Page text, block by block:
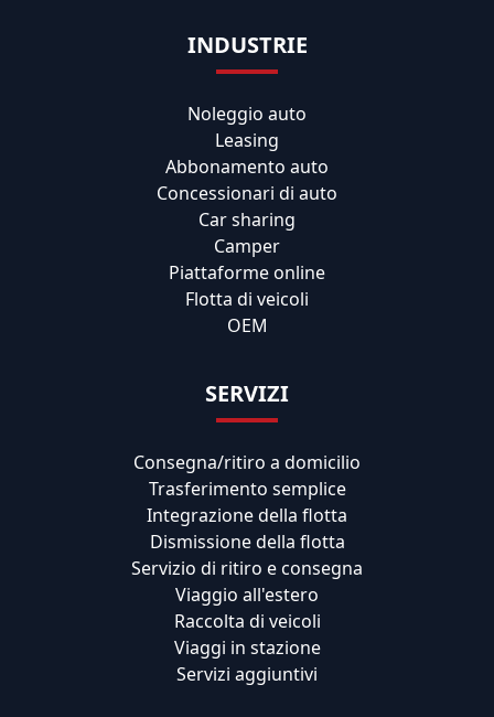
INDUSTRIE
Noleggio auto
Leasing
Abbonamento auto
Concessionari di auto
Car sharing
Camper
Piattaforme online
Flotta di veicoli
OEM
SERVIZI
Consegna/ritiro a domicilio
Trasferimento semplice
Integrazione della flotta
Dismissione della flotta
Servizio di ritiro e consegna
Viaggio all'estero
Raccolta di veicoli
Viaggi in stazione
Servizi aggiuntivi